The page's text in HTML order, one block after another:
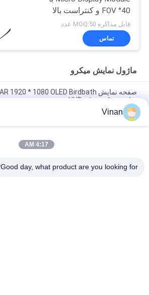
40° FOV و کنتراست بالا
/ VR
قابل مذاکره MOQ:50 عدد
تماس
ماژول نمایش میکرو
نمایش میکرو برای HUD
اینچی سونی برای کلاه AR
Vinan
4:17 AM
Good day, what product are you looking for?